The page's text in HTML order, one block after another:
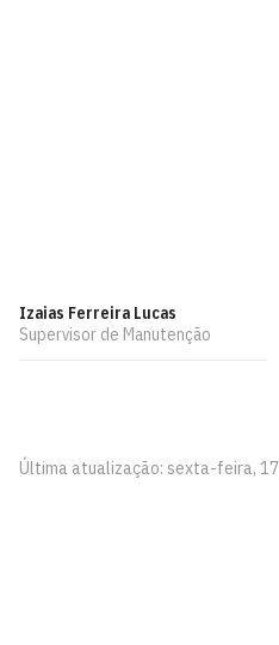
Izaias Ferreira Lucas
Supervisor de Manutenção
Última atualização: sexta-feira,